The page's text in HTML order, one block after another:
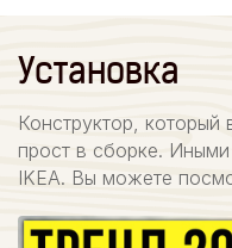
Установка
Конструктор, который
прост в сборке.
IKEA. Вы можете